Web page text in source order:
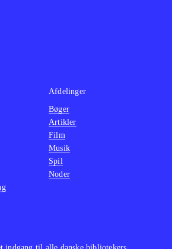
Afdelinger
Bøger
Artikler
Film
Musik
Spil
Noder